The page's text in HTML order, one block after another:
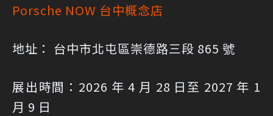
Porsche NOW 台中概念店
地址： 台中市北屯區崇德路三段 865 號
展出時間：2026 年 4 月 28 日至 2027 年 1
月 9 日